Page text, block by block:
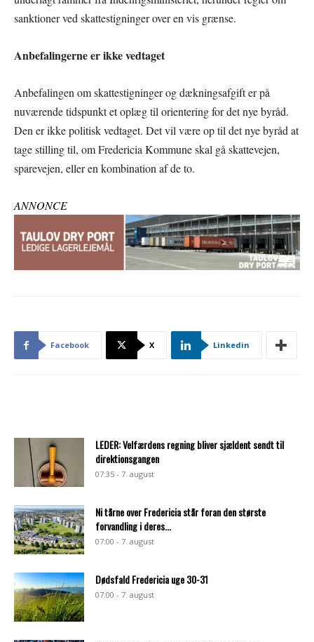
sanktioner ved skattestigninger over en vis grænse.
Anbefalingerne er ikke vedtaget
Anbefalingen om skattestigninger og dækningsafgift er på
nuværende tidspunkt et oplæg til orientering for det nye byråd.
Den er ikke politisk vedtaget. Det vil være op til det nye byråd at
tage stilling til, om Fredericia Kommune skal gå skattevejen,
sparevejen, eller en kombination af de to.
ANNONCE
Facebook X Linkedin
LEDER: Velfærdens regning bliver sjældent sendt til
direktionsgangen
07:35 - 7. august
Ni tårne over Fredericia står foran den største
forvandling i deres...
07:00 - 7. august
Dødsfald Fredericia uge 30-31
07:00 - 7. august